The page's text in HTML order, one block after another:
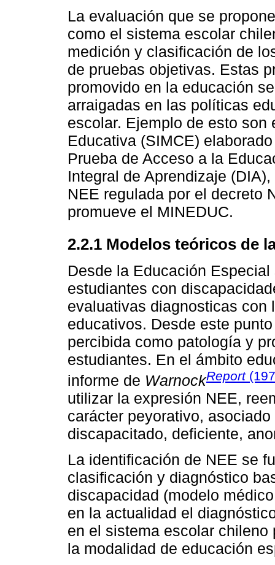
La evaluación que se
como el sistema escolar
medición y clasificación de
de pruebas objetivas. Estas
promovido en la educación
arraigadas en las políticas
escolar. Ejemplo de esto
Educativa (SIMCE)
Prueba de Acceso a la
Integral de Aprendizaje
NEE regulada por el decreto
promueve el MINEDUC.
2.2.1 Modelos teóricos de
Desde la Educación
estudiantes con
evaluativas diagnosticas con
educativos. Desde este
percibida como patología y
estudiantes. En el ámbito
informe de WarnockReport
utilizar la expresión NEE,
carácter peyorativo,
discapacitado, deficiente,
La identificación de NEE se
clasificación y diagnóstico
discapacidad (modelo
en la actualidad el
en el sistema escolar
la modalidad de educación